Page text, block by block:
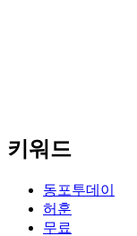
키워드
동포투데이
허훈
무료